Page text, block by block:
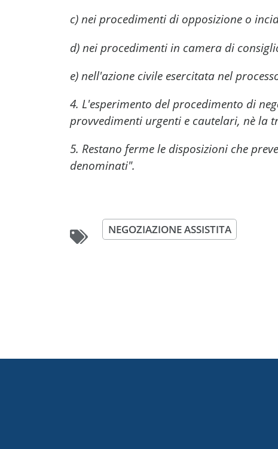
c) nei procedimenti di opposizione o
d) nei procedimenti in camera di
e) nell'azione civile esercitata nel
4. L'esperimento del procedimento di
provvedimenti urgenti e cautelari, nè la
5. Restano ferme le disposizioni che
denominati".
NEGOZIAZIONE ASSISTITA